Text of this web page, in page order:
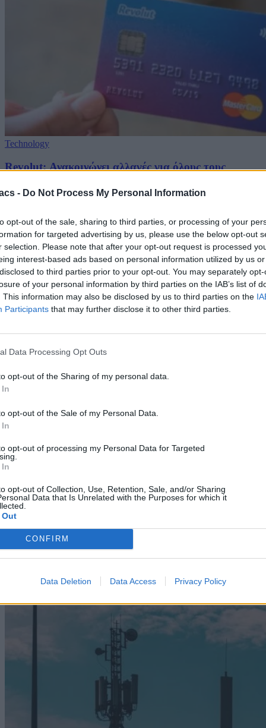
- Do Not Process My Personal Information
opt-out of the sale, sharing to third parties, or processing of your
for targeted advertising by us, please use the below opt-out
selection. Please note that after your opt-out request is processed
interest-based ads based on personal information utilized by us
to third parties prior to your opt-out. You may separately
of your personal information by third parties on the IAB’s list of
This information may also be disclosed by us to third parties on the
Participants that may further disclose it to other third parties.
Data Processing Opt Outs
opt-out of the Sharing of my personal data.
opt-out of the Sale of my Personal Data.
opt-out of processing my Personal Data for Targeted
opt-out of Collection, Use, Retention, Sale, and/or Sharing
Data that Is Unrelated with the Purposes for which it
CONFIRM
Data Deletion Data Access Privacy Policy
Technology
Revolut: Ανακοινώνει αλλαγές για όλους τους
Technology
Αλλάζει το Skroutz Plus και τα δωρεάν μεταφορικά